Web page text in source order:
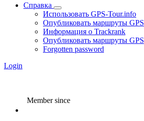
Справка
Использовать GPS-Tour.info
Опубликовать маршруты GPS
Информация о Trackrank
Опубликовать маршруты GPS
Forgotten password
Login
Member since